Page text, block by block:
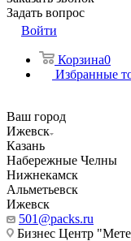
Задать вопрос
Войти
Корзина0
Избранные
Ваш город
Ижевск
Казань
Набережные Челны
Нижнекамск
Альметьевск
Ижевск
501@packs.ru
Бизнес Центр